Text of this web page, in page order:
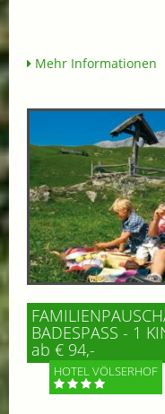
Mehr Informationen
BADESPASS - 1
ab € 94,-
HOTEL VÖLSERHOF